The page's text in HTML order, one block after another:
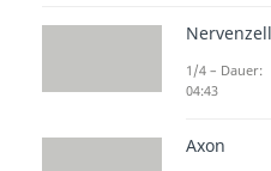
salzig.
herzhafte
1/4 – Dauer:
04:43
Axon